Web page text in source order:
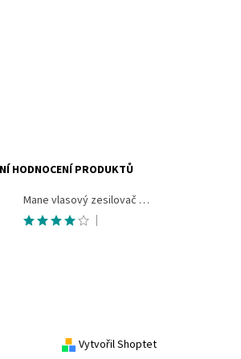
HODNOCENÍ PRODUKTŮ
Mane vlasový zesilovač 200ml sprej pro okamžité zahuštění vlasů
|
Vytvořil Shoptet